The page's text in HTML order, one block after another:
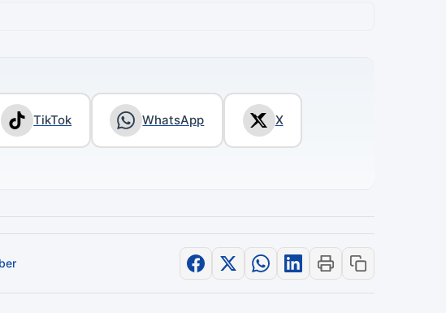
TikTok WhatsApp X